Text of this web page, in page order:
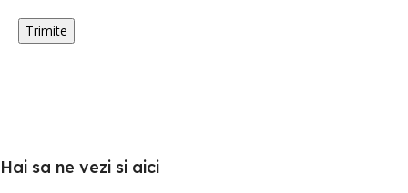
Hai sa ne vezi si aici